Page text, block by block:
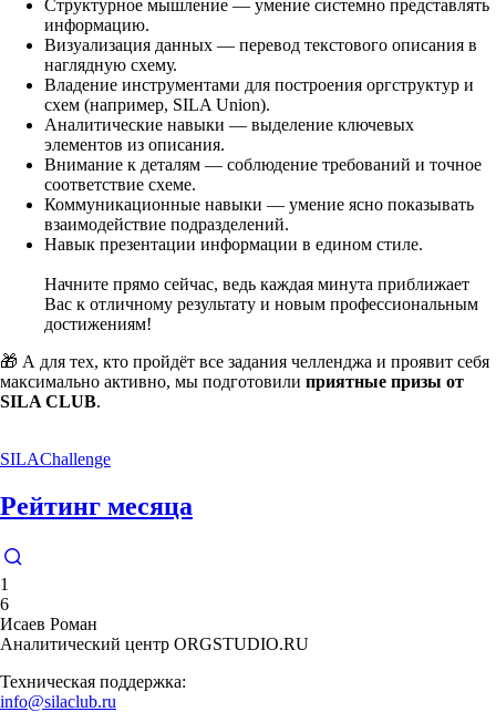
Структурное мышление — умение системно представлять
информацию.
Визуализация данных — перевод текстового описания в
наглядную схему.
Владение инструментами для построения оргструктур и
схем (например, SILA Union).
Аналитические навыки — выделение ключевых
элементов из описания.
Внимание к деталям — соблюдение требований и точное
соответствие схеме.
Коммуникационные навыки — умение ясно показывать
взаимодействие подразделений.
Навык презентации информации в едином стиле.
Начните прямо сейчас, ведь каждая минута приближает
Вас к отличному результату и новым профессиональным
достижениям!
🎁 А для тех, кто пройдёт все задания челленджа и проявит себя
максимально активно, мы подготовили приятные призы от
SILA CLUB.
SILAChallenge
Рейтинг месяца
1
6
Исаев Роман
Аналитический центр ORGSTUDIO.RU
Техническая поддержка:
info@silaclub.ru